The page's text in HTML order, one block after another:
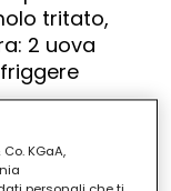
tritato,
2 uova
l'aglio e la
KGaA,